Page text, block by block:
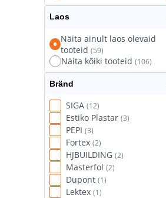
Laos
Näita ainult laos olevaid
tooteid (59)
Näita kõiki tooteid (106)
Bränd
SIGA (12)
Estiko Plastar (3)
PEPI (3)
Fortex (2)
HJBUILDING (2)
Masterfol (2)
Dupont (1)
Lektex (1)